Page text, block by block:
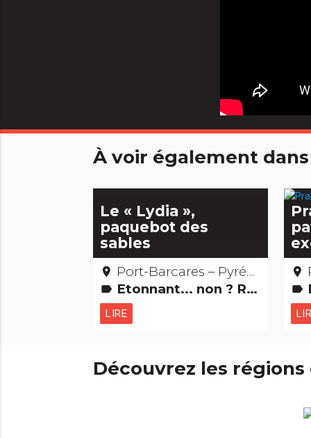
À voir également
Le « Lydia »,
paquebot des
sables
place Port-Barcares – Pyrénées Orientales
label Etonnant... non ? Records : Les + et les -
LIRE
place
label
Découvrez les régions